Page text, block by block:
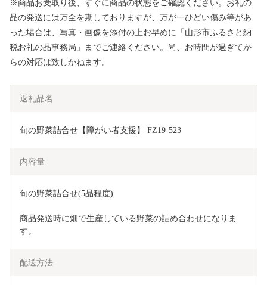
※商品お受取り後、すぐに商品の状態をご確認ください。お礼の
品の発送には万全を期しておりますが、万が一ひどい傷み等があ
った場合は、写真・画像を添付の上お早めに「山形市ふるさと納
税お礼の品事務局」までご連絡ください。尚、お時間が過ぎてか
らの対応は致しかねます。
返礼品名
旬の野菜詰合せ【障がい者支援】 FZ19-523
内容量
旬の野菜詰合せ(5品程度)
商品発送時に畑で生産している野菜の詰め合わせになりま
す。
配送方法